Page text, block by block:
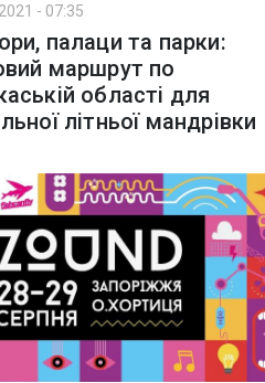
- 07:35
палаци та парки:
маршрут по
області для
літньої мандрівки